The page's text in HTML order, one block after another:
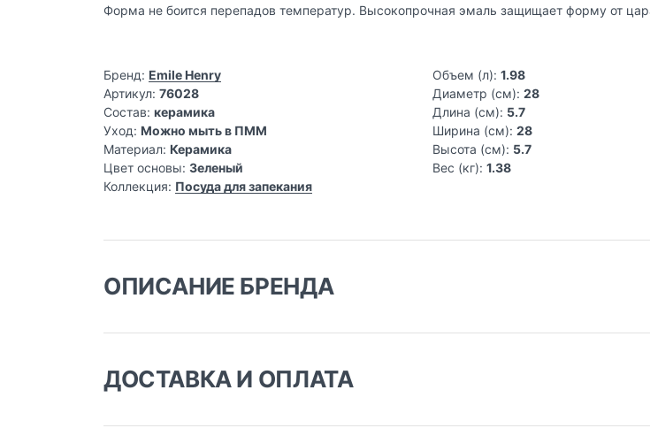
Форма не боится перепадов температур. Высокопрочная эмаль защищает форму от
Бренд: Emile Henry
Артикул: 76028
Состав: керамика
Уход: Можно мыть в ПММ
Материал: Керамика
Цвет основы: Зеленый
Коллекция: Посуда для запекания
Объем (л): 1.98
Диаметр (см): 28
Длина (см): 5.7
Ширина (см): 28
Высота (см): 5.7
Вес (кг): 1.38
ОПИСАНИЕ БРЕНДА
Французское семейное предприятие Emile Henry выпускает керамическую посуду
не только для запекания, но и для подачи блюд на стол.
ДОСТАВКА И ОПЛАТА